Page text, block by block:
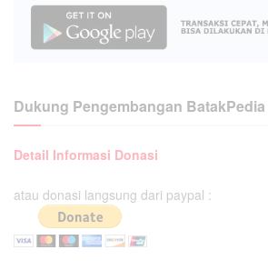
Dukung Pengembangan BatakPedia
Detail Informasi Donasi
atau donasi langsung dari paypal :